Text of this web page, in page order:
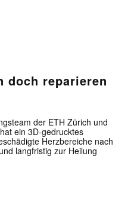
doch reparieren
der ETH Zürich und
ein 3D-gedrucktes
Herzbereiche nach
langfristig zur Heilung